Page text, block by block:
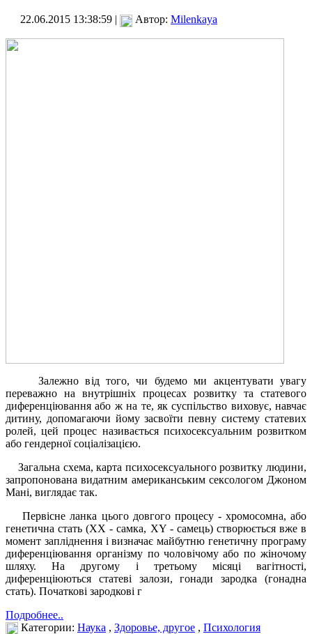
22.06.2015 13:38:59 | Автор: Milenkaya
Залежно від того, чи будемо ми акцентувати увагу
переважно на внутрішніх процесах розвитку та статевого
диференціювання або ж на те, як суспільство виховує, навчає
дитину, допомагаючи йому засвоїти певну систему статевих
ролей, цей процес називається психосексуальним розвитком
або гендерної соціалізацією.
Загальна схема, карта психосексуального розвитку людини,
запропонована видатним американським сексологом Джоном
Мані, виглядає так.
Первісне ланка цього довгого процесу - хромосомна, або
генетична стать (XX - самка, XY - самець) створюється вже в
момент запліднення і визначає майбутню генетичну програму
диференціювання організму по чоловічому або по жіночому
шляху. На другому і третьому місяці вагітності,
диференціюються статеві залози, гонади зародка (гонадна
стать). Початкові зародкові г
Подробнее..
Категории: Наука , Здоровье, другое , Психология